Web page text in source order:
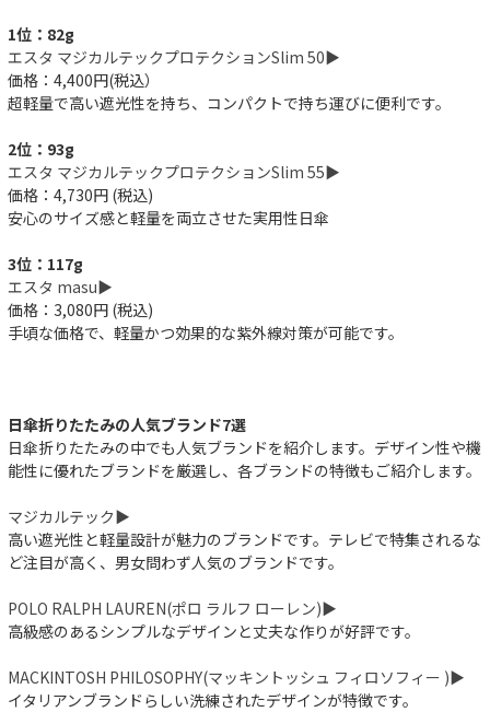
1位：82g
エスタ マジカルテックプロテクションSlim 50▶︎
価格：4,400円(税込）
超軽量で高い遮光性を持ち、コンパクトで持ち運びに便利です。
2位：93g
エスタ マジカルテックプロテクションSlim 55▶︎
価格：4,730円 (税込)
安心のサイズ感と軽量を両立させた実用性日傘
3位：117g
エスタ masu▶︎
価格：3,080円 (税込)
手頃な価格で、軽量かつ効果的な紫外線対策が可能です。
日傘折りたたみの人気ブランド7選
日傘折りたたみの中でも人気ブランドを紹介します。デザイン性や機
能性に優れたブランドを厳選し、各ブランドの特徴もご紹介します。
マジカルテック▶︎
高い遮光性と軽量設計が魅力のブランドです。テレビで特集されるな
ど注目が高く、男女問わず人気のブランドです。
POLO RALPH LAUREN(ポロ ラルフ ローレン)▶︎
高級感のあるシンプルなデザインと丈夫な作りが好評です。
MACKINTOSH PHILOSOPHY(マッキントッシュ フィロソフィー )▶︎
イタリアンブランドらしい洗練されたデザインが特徴です。